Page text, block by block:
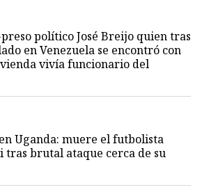
político José Breijo quien tras
en Venezuela se encontró con
vivía funcionario del
Uganda: muere el futbolista
tras brutal ataque cerca de su